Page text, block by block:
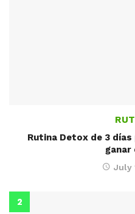
Rutina Detox de 3
ganar
July